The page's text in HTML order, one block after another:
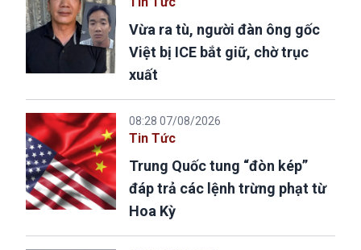
Vừa ra tù, người đàn ông gốc
Việt bị ICE bắt giữ, chờ trục
xuất
08:28 07/08/2026
Tin Tức
Trung Quốc tung “đòn kép”
đáp trả các lệnh trừng phạt từ
Hoa Kỳ